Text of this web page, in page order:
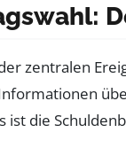
zentralen
ist die